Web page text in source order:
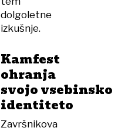
dolgoletne
izkušnje.
Kamfest
ohranja
svojo vsebinsko
identiteto
Završnikova